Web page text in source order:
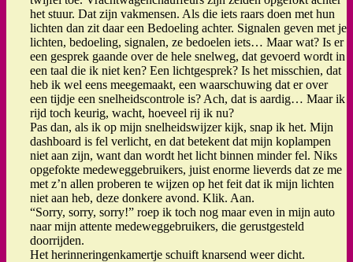
het stuur. Dat zijn vakmensen. Als die iets raars doen met hun
lichten dan zit daar een Bedoeling achter. Signalen geven met je
lichten, bedoeling, signalen, ze bedoelen iets… Maar wat? Is er
een gesprek gaande over de hele snelweg, dat gevoerd wordt in
een taal die ik niet ken? Een lichtgesprek? Is het misschien, dat
heb ik wel eens meegemaakt, een waarschuwing dat er over
een tijdje een snelheidscontrole is? Ach, dat is aardig… Maar ik
rijd toch keurig, wacht, hoeveel rij ik nu?
Pas dan, als ik op mijn snelheidswijzer kijk, snap ik het. Mijn
dashboard is fel verlicht, en dat betekent dat mijn koplampen
niet aan zijn, want dan wordt het licht binnen minder fel. Niks
opgefokte medeweggebruikers, juist enorme lieverds dat ze me
met z’n allen proberen te wijzen op het feit dat ik mijn lichten
niet aan heb, deze donkere avond. Klik. Aan.
“Sorry, sorry, sorry!” roep ik toch nog maar even in mijn auto
naar mijn attente medeweggebruikers, die gerustgesteld
doorrijden.
Het herinneringenkamertje schuift knarsend weer dicht.